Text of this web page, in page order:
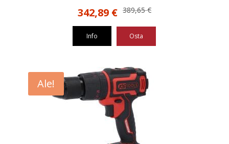
389,65€
Alkuperäinen
389,65 €.
342,89 €Nykyinen
342,89 €.
Info Osta
Ale!